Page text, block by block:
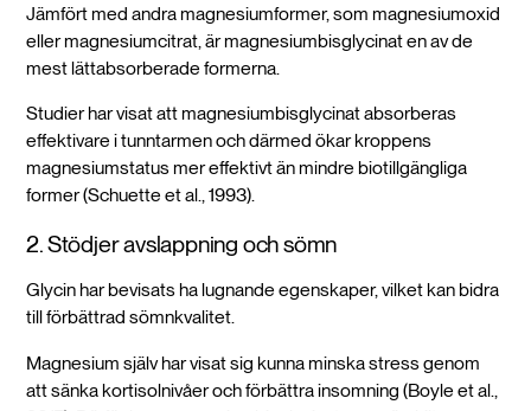
Jämfört med andra magnesiumformer, som magnesiumoxid
eller magnesiumcitrat, är magnesiumbisglycinat en av de
mest lättabsorberade formerna.
Studier har visat att magnesiumbisglycinat absorberas
effektivare i tunntarmen och därmed ökar kroppens
magnesiumstatus mer effektivt än mindre biotillgängliga
former (Schuette et al., 1993).
2. Stödjer avslappning och sömn
Glycin har bevisats ha lugnande egenskaper, vilket kan bidra
till förbättrad sömnkvalitet.
Magnesium själv har visat sig kunna minska stress genom
att sänka kortisolnivåer och förbättra insomning (Boyle et al.,